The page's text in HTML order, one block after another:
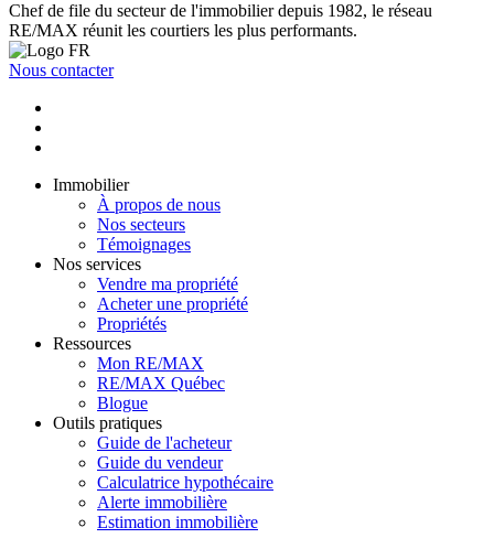
Chef de file du secteur de l'immobilier depuis 1982, le réseau
RE/MAX réunit les courtiers les plus performants.
Nous contacter
Immobilier
À propos de nous
Nos secteurs
Témoignages
Nos services
Vendre ma propriété
Acheter une propriété
Propriétés
Ressources
Mon RE/MAX
RE/MAX Québec
Blogue
Outils pratiques
Guide de l'acheteur
Guide du vendeur
Calculatrice hypothécaire
Alerte immobilière
Estimation immobilière